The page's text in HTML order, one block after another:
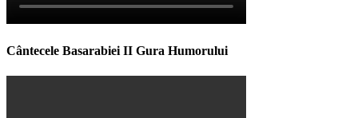
Cântecele Basarabiei II Gura Humorului